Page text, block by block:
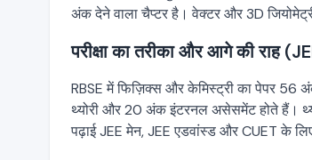
अंक देने वाला चैप्टर है। वेक्टर और 3D
परीक्षा का तरीका और आगे की राह
RBSE में फिज़िक्स और केमिस्ट्री का पेपर
थ्योरी और 20 अंक इंटरनल असेसमेंट होते हैं।
पढ़ाई JEE मेन, JEE एडवांस्ड और CUET के